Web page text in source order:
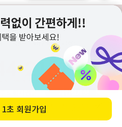
도매전용몰
1초 회원가입